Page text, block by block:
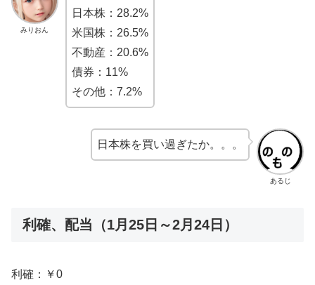
みりおん
日本株：28.2%
米国株：26.5%
不動産：20.6%
債券：11%
その他：7.2%
あるじ
日本株を買い過ぎたか。。。
利確、配当（1月25日～2月24日）
利確：￥0